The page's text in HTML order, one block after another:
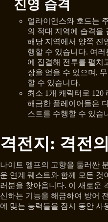
진영 습격
얼라이언스와 호드는
의 적대 지역에 습격을
해당 지역에서 양쪽 진
행할 수 있습니다. 여
에 집결해 전투를 펼치
장을 얻을 수 있으며,
할 수 있습니다.
최소 1개 캐릭터로 120
해금한 플레이어들은
스트를 수행할 수 있습
격전지: 격전
나이트 엘프의 고향을 둘러싼
운 연계 퀘스트와 함께 모든 것
러분을 찾아옵니다. 이 새로운
신하는 기능을 해금하여 방어
에 맞는 능력들을 잠시 동안 사